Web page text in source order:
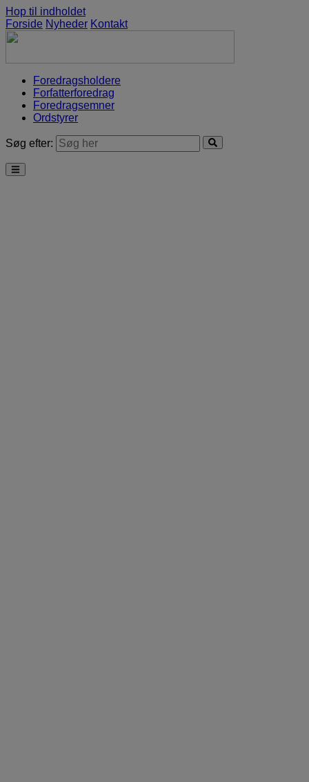
Hop til indholdet
Forside Nyheder Kontakt
Foredragsholdere
Forfatterforedrag
Foredragsemner
Ordstyrer
Søg efter: